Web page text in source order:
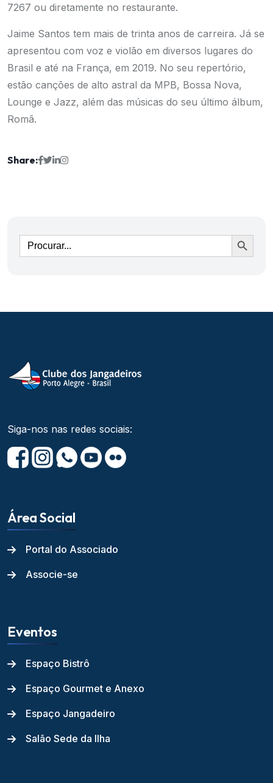
7267 ou diretamente no restaurante.
Jaime Santos tem mais de trinta anos de carreira. Já se
apresentou com voz e violão em diversos lugares do
Brasil e até na França, em 2019. No seu repertório,
estão canções de alto astral da MPB, Bossa Nova,
Lounge e Jazz, além das músicas do seu último álbum,
Romã.
Share:
Ir
Siga-nos nas redes sociais:
Área Social
Portal do Associado
Associe-se
Eventos
Espaço Bistrô
Espaço Gourmet e Anexo
Espaço Jangadeiro
Salão Sede da Ilha